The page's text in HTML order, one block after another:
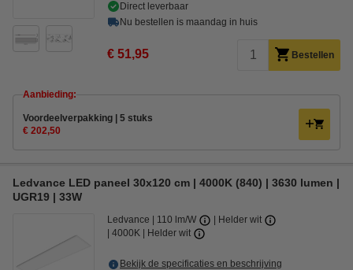
Direct leverbaar
Nu bestellen is maandag in huis
€ 51,95 Bestellen
Aanbieding:
Voordeelverpakking | 5 stuks
€ 202,50
Ledvance LED paneel 30x120 cm | 4000K (840) | 3630 lumen |
UGR19 | 33W
Ledvance 110 lm/W
Helder wit
4000K | Helder wit
Bekijk de specificaties en beschrijving